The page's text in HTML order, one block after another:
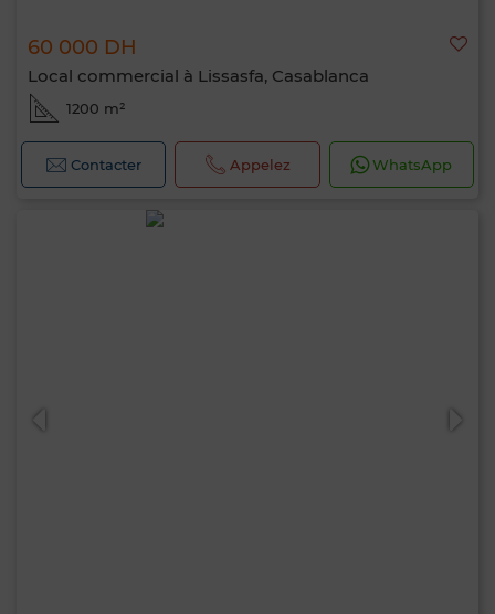
60 000 DH
Local commercial à Lissasfa, Casablanca
1200 m²
Contacter Appelez WhatsApp